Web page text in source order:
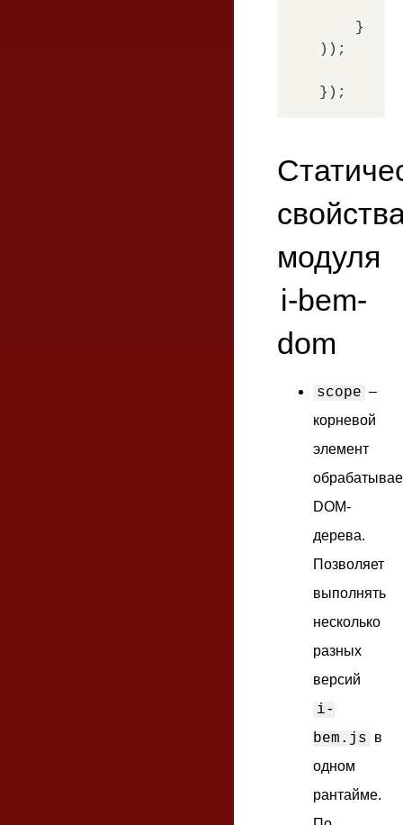
    }
));
модуля
i-bem-
dom
scope –
корневой
элемент
DOM-
дерева.
Позволяет
выполнять
несколько
разных
версий
i-
bem.js в
одном
рантайме.